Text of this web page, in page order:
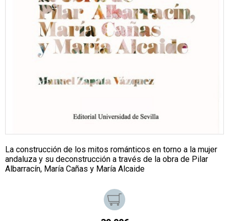
La construcción de los mitos románticos en torno a la mujer
andaluza y su deconstrucción a través de la obra de Pilar
Albarracín, María Cañas y María Alcaide